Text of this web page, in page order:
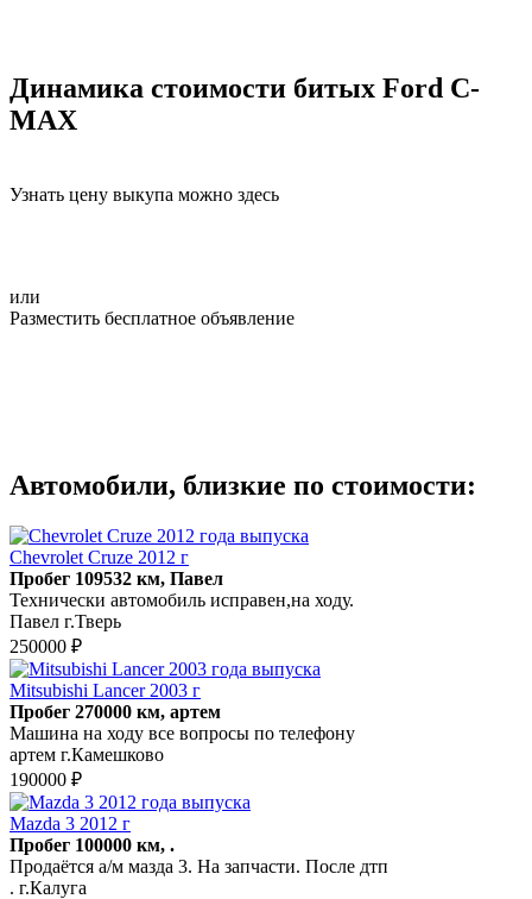
Динамика стоимости битых Ford C-
MAX
Узнать цену выкупа можно здесь
или
Разместить бесплатное объявление
Автомобили, близкие по стоимости:
Chevrolet Cruze 2012 г
Пробег 109532 км, Павел
Технически автомобиль исправен,на ходу.
Павел г.Тверь
250000 ₽
Mitsubishi Lancer 2003 г
Пробег 270000 км, артем
Машина на ходу все вопросы по телефону
артем г.Камешково
190000 ₽
Mazda 3 2012 г
Пробег 100000 км, .
Продаётся а/м мазда 3. На запчасти. После дтп
. г.Калуга